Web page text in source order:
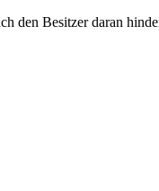
den Besitzer daran